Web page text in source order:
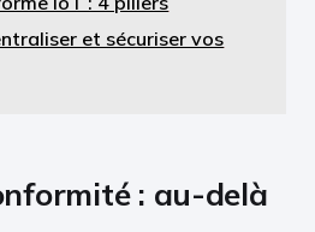
et sécuriser vos
: au-delà